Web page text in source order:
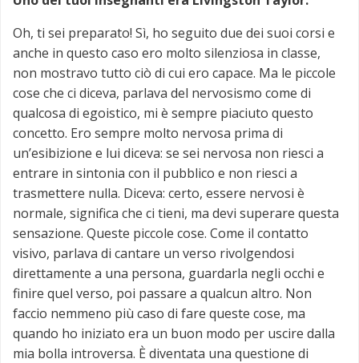
Oh, ti sei preparato! Sì, ho seguito due dei suoi corsi e
anche in questo caso ero molto silenziosa in classe,
non mostravo tutto ciò di cui ero capace. Ma le piccole
cose che ci diceva, parlava del nervosismo come di
qualcosa di egoistico, mi è sempre piaciuto questo
concetto. Ero sempre molto nervosa prima di
un’esibizione e lui diceva: se sei nervosa non riesci a
entrare in sintonia con il pubblico e non riesci a
trasmettere nulla. Diceva: certo, essere nervosi è
normale, significa che ci tieni, ma devi superare questa
sensazione. Queste piccole cose. Come il contatto
visivo, parlava di cantare un verso rivolgendosi
direttamente a una persona, guardarla negli occhi e
finire quel verso, poi passare a qualcun altro. Non
faccio nemmeno più caso di fare queste cose, ma
quando ho iniziato era un buon modo per uscire dalla
mia bolla introversa. È diventata una questione di